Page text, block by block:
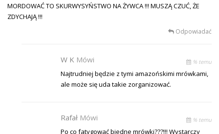
MORDOWAĆ TO SKURWYSYŃSTWO NA ŻYWCA !!! MUSZĄ CZUĆ, ŻE
ZDYCHAJĄ !!!
Odpowiadać
W K Mówi % temu
Najtrudniej będzie z tymi amazońskimi mrówkami,
ale może się uda takie zorganizować.
Rafał Mówi % temu
Po co fatygować biedne mrówki???!!! Wystarczy